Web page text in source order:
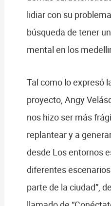
lidiar con su
búsqueda de tener
mental en los
Tal como lo expresó
proyecto, Angy
nos hizo ser más
replantear y a
desde Los entornos
diferentes
parte de la ciudad”,